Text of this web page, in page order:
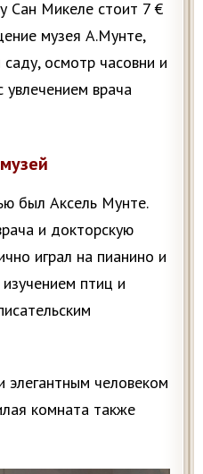
Сан Микеле стоит 7 €
музея А.Мунте,
осмотр часовни и
увлечением врача
был Аксель Мунте.
и докторскую
играл на пианино и
птиц и
элегантным человеком
комната также